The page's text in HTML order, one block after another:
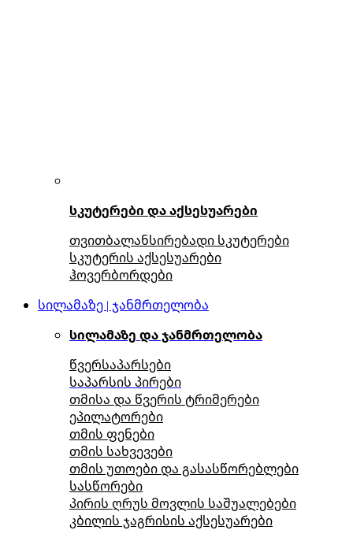
სკუტერები და აქსესუარები
თვითბალანსირებადი სკუტერები
სკუტერის აქსესუარები
ჰოვერბორდები
სილამაზე | ჯანმრთელობა
სილამაზე და ჯანმრთელობა
წვერსაპარსები
საპარსის პირები
თმისა და წვერის ტრიმერები
ეპილატორები
თმის ფენები
თმის სახვევები
თმის უთოები და გასასწორებლები
სასწორები
პირის ღრუს მოვლის საშუალებები
კბილის ჯაგრისის აქსესუარები